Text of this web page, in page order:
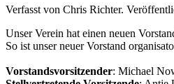
Verfasst von Chris Richter.
Unser Verein hat einen neuen
So ist unser neuer Vorstand
Vorstandsvorsitzender: Michael